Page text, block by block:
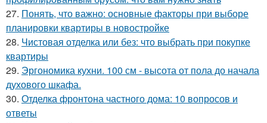
27. Понять, что важно: основные факторы при выборе
планировки квартиры в новостройке
28. Чистовая отделка или без: что выбрать при покупке
квартиры
29. Эргономика кухни. 100 см - высота от пола до начала
духового шкафа.
30. Отделка фронтона частного дома: 10 вопросов и
ответы